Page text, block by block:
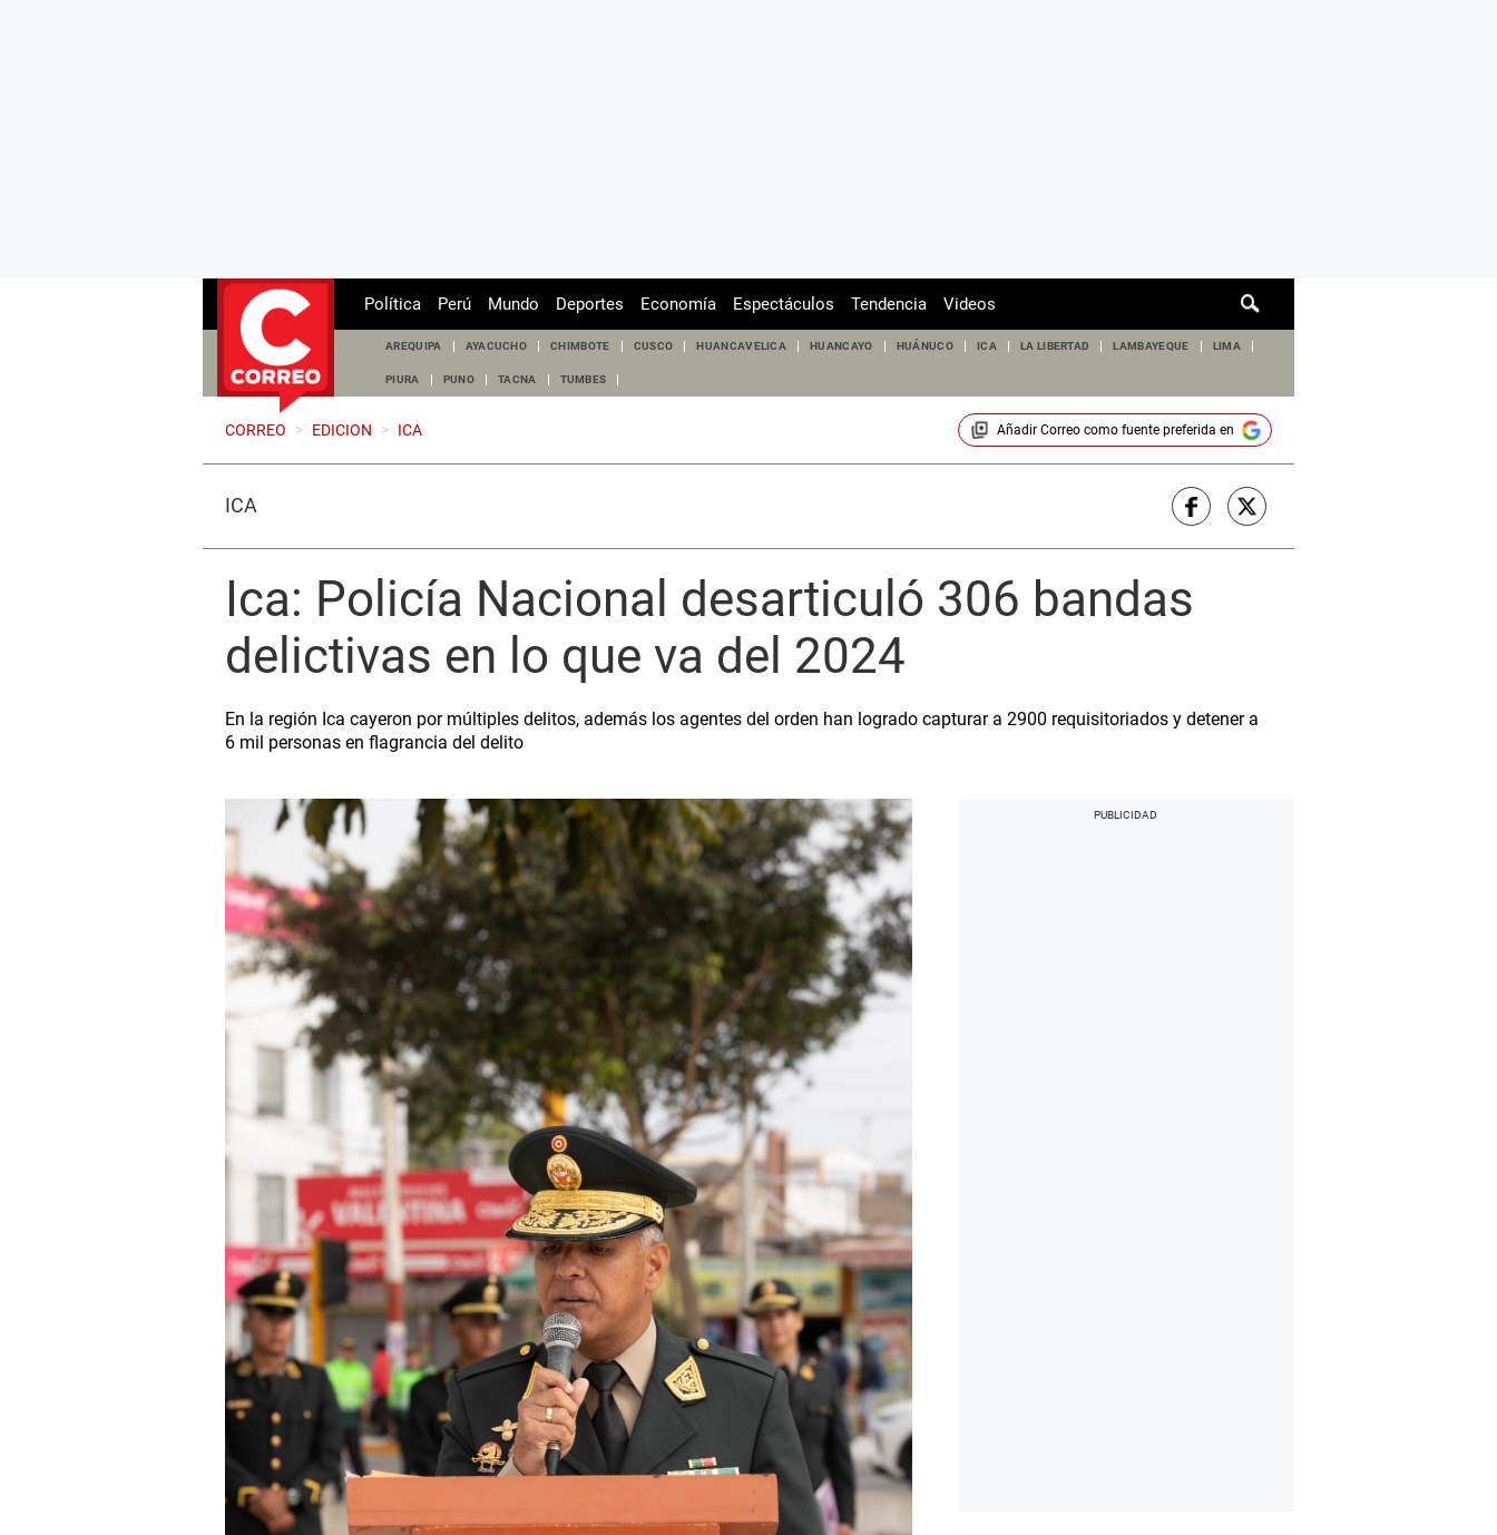
de
Política Perú Mundo Deportes Economía Espectáculos Tendencia Videos
AREQUIPA AYACUCHO CHIMBOTE CUSCO HUANCAVELICA HUANCAYO HUÁNUCO ICA LA LIBERTAD LAMBAYEQUE LIMA
PIURA PUNO TACNA TUMBES
CORREO > EDICION > ICA Añadir Correocomo fuente preferida en
ICA
Ica: Policía Nacional desarticuló 306 bandas
delictivas en lo que va del 2024
En la región Ica cayeron por múltiples delitos, además los agentes del orden han logrado capturar a 2900 requisitoriados y detener a
6 mil personas en flagrancia del delito